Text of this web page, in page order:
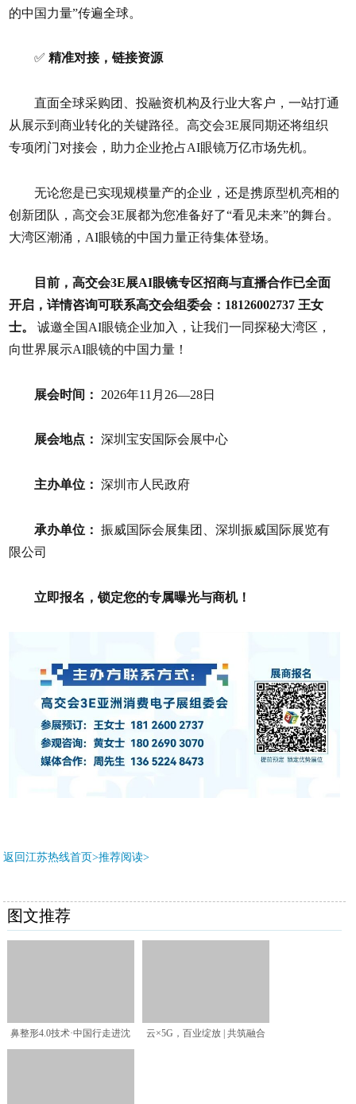
的中国力量”传遍全球。
✅ 精准对接，链接资源
直面全球采购团、投融资机构及行业大客户，一站打通
从展示到商业转化的关键路径。高交会3E展同期还将组织
专项闭门对接会，助力企业抢占AI眼镜万亿市场先机。
无论您是已实现规模量产的企业，还是携原型机亮相的
创新团队，高交会3E展都为您准备好了“看见未来”的舞台。
大湾区潮涌，AI眼镜的中国力量正待集体登场。
目前，高交会3E展AI眼镜专区招商与直播合作已全面
开启，详情咨询可联系高交会组委会：18126002737 王女
士。
诚邀全国AI眼镜企业加入，让我们一同探秘大湾区，
向世界展示AI眼镜的中国力量！
展会时间： 2026年11月26—28日
展会地点： 深圳宝安国际会展中心
主办单位： 深圳市人民政府
承办单位： 振威国际会展集团、深圳振威国际展览有
限公司
立即报名，锁定您的专属曝光与商机！
返回江苏热线首页>推荐阅读>
图文推荐
鼻整形4.0技术·中国行走进沈
云×5G，百业绽放 | 共筑融合